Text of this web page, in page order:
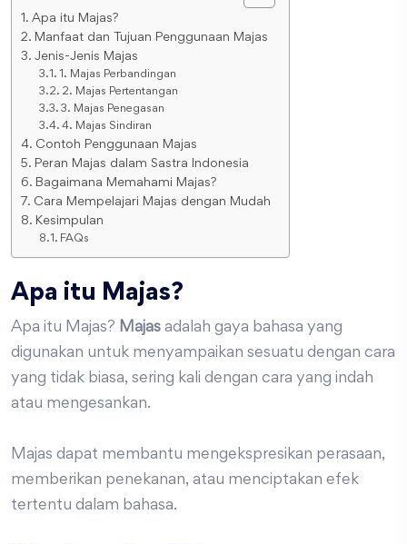
Apa itu Majas?
Manfaat dan Tujuan Penggunaan Majas
Jenis-Jenis Majas
1. Majas Perbandingan
2. Majas Pertentangan
3. Majas Penegasan
4. Majas Sindiran
Contoh Penggunaan Majas
Peran Majas dalam Sastra Indonesia
Bagaimana Memahami Majas?
Cara Mempelajari Majas dengan Mudah
Kesimpulan
FAQs
Apa itu Majas?
Apa itu Majas? Majas adalah gaya bahasa yang
digunakan untuk menyampaikan sesuatu dengan cara
yang tidak biasa, sering kali dengan cara yang indah
atau mengesankan.
Majas dapat membantu mengekspresikan perasaan,
memberikan penekanan, atau menciptakan efek
tertentu dalam bahasa.